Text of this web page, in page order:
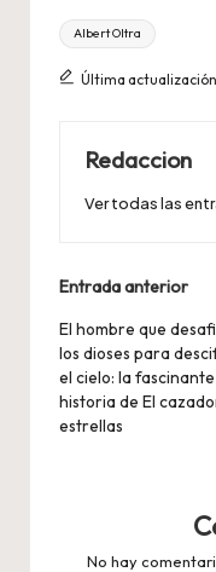
Etiquetas:
Albert Oltra
Última
Redaccion
Ver todas las
de
entradas
Entrada anterior
El hombre que
los dioses para
el cielo: la fascinante
historia de El
estrellas
No hay